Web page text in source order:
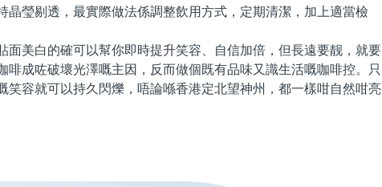
晶瑩剔透，最實際做法係調整飲用方式，定期清潔，加上適當檢
美白的確可以幫你即時提升笑容、自信加倍，但長遠要靓，就要
成咗破壞光澤嘅主因，反而做個既有品味又識生活嘅咖啡控。只
笑容就可以持久閃爍，唔論喺香港定北望神州，都一樣咁自然咁亮